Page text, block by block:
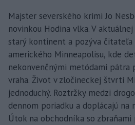
Majster severského krimi Jo
novinkou Hodina vlka. V
starý kontinent a pozýva čitateľa
amerického Minneapolisu, kde
nekonvenčnými metódami pátra
vraha. Život v zločineckej štvrti
jednoduchý. Roztržky medzi
dennom poriadku a doplácajú na
Útok na obchodníka so